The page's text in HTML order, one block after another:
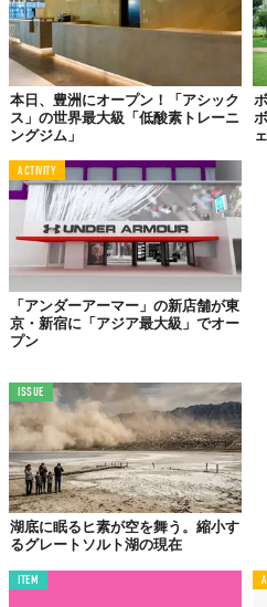
こともできるという。
先日NHK出版より発売されたばか
ごいぜ！」図鑑 vol.1』も含め、香
トに今後も注目だ。
本日、豊洲にオープン！「アシック
ス」の世界最大級「低酸素トレーニ
ングジム」
ACTIVITY
「アンダーアーマー」の新店舗が東
京・新宿に「アジア最大級」でオー
プン
ISSUE
湖底に眠るヒ素が空を舞う。縮小す
るグレートソルト湖の現在
ITEM